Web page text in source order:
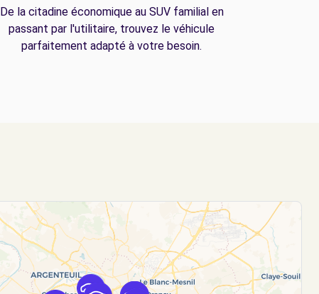
De la citadine économique au SUV familial en
passant par l'utilitaire, trouvez le véhicule
parfaitement adapté à votre besoin.